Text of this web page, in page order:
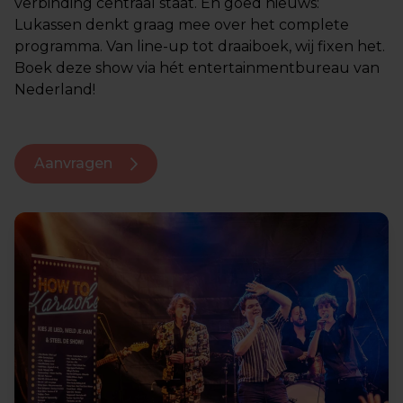
Lukassen denkt graag mee over het complete
programma. Van line-up tot draaiboek, wij fixen het.
Boek deze show via hét entertainmentbureau van
Nederland!
Aanvragen